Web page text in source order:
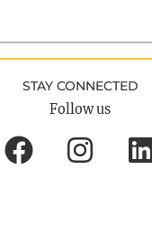
STAY CONNECTED
Follow us